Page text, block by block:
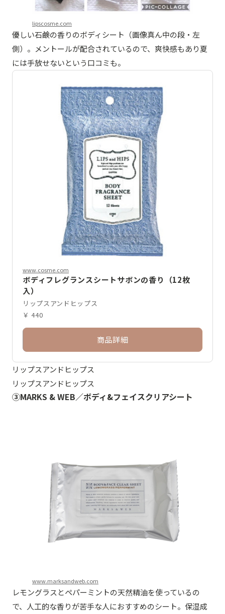
lipscosme.com
優しい石鹸の香りのボディシート（画像真ん中の段・左
側）。メントールが配合されているので、爽快感もあり夏
には手放せないという口コミも。
www.cosme.com
ボディフレグランスシートサボンの香り（12枚
入）
リップスアンドヒップス
￥ 440
商品詳細
リップスアンドヒップス
リップスアンドヒップス
③MARKS & WEB／ボディ&フェイスクリアシート
www.marksandweb.com
レモングラスとペパーミントの天然精油を使っているの
で、人工的な香りが苦手な人におすすめのシート。保湿成